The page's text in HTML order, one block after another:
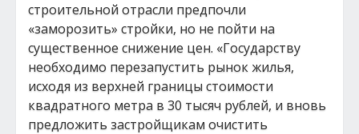
строительной отрасли предпочли
«заморозить» стройки, но не пойти на
существенное снижение цен. «Государству
необходимо перезапустить рынок жилья,
исходя из верхней границы стоимости
квадратного метра в 30 тысяч рублей, и вновь
предложить застройщикам очистить